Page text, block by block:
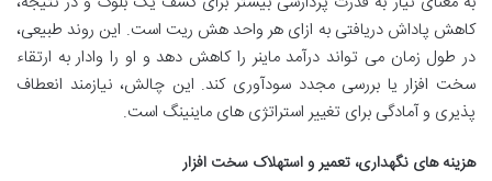
کاهش پاداش دریافتی به ازای هر واحد هش ریت است. این روند طبیعی،
در طول زمان می تواند درآمد ماینر را کاهش دهد و او را وادار به ارتقاء
سخت افزار یا بررسی مجدد سودآوری کند. این چالش، نیازمند انعطاف
پذیری و آمادگی برای تغییر استراتژی های ماینینگ است.
هزینه های نگهداری، تعمیر و استهلاک سخت افزار